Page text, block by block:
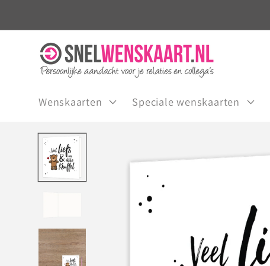
content
Wenskaarten Speciale wenskaarten
productinformatie